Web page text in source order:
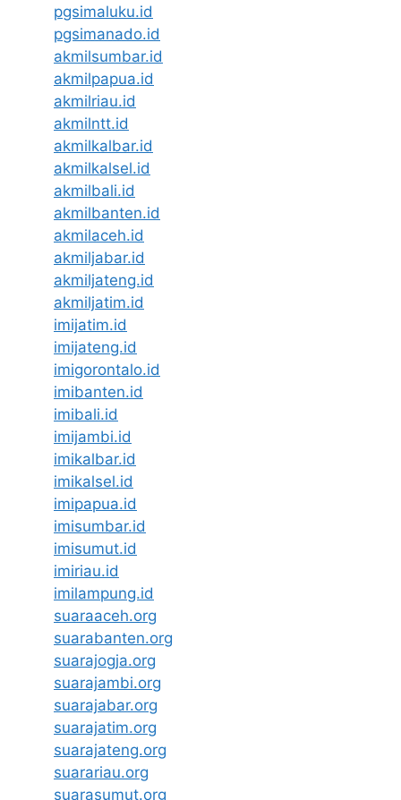
pgsimaluku.id
pgsimanado.id
akmilsumbar.id
akmilpapua.id
akmilriau.id
akmilntt.id
akmilkalbar.id
akmilkalsel.id
akmilbali.id
akmilbanten.id
akmilaceh.id
akmiljabar.id
akmiljateng.id
akmiljatim.id
imijatim.id
imijateng.id
imigorontalo.id
imibanten.id
imibali.id
imijambi.id
imikalbar.id
imikalsel.id
imipapua.id
imisumbar.id
imisumut.id
imiriau.id
imilampung.id
suaraaceh.org
suarabanten.org
suarajogja.org
suarajambi.org
suarajabar.org
suarajatim.org
suarajateng.org
suarariau.org
suarasumut.org